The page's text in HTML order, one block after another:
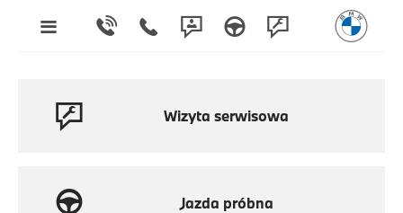
Wizyta serwisowa
Jazda próbna